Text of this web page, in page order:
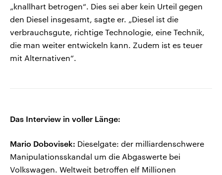
„knallhart betrogen“. Dies sei aber kein Urteil gegen
den Diesel insgesamt, sagte er. „Diesel ist die
verbrauchsgute, richtige Technologie, eine Technik,
die man weiter entwickeln kann. Zudem ist es teuer
mit Alternativen“.
Das Interview in voller Länge:
Mario Dobovisek: Dieselgate: der milliardenschwere
Manipulationsskandal um die Abgaswerte bei
Volkswagen. Weltweit betroffen elf Millionen